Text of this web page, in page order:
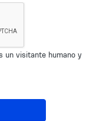
un visitante humano y